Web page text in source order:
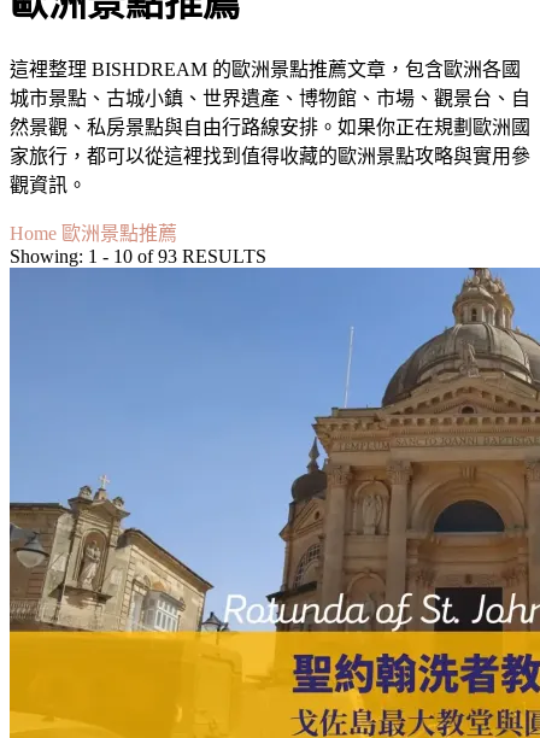
這裡整理 BISHDREAM 的歐洲景點推薦文章，包含歐洲各國
城市景點、古城小鎮、世界遺產、博物館、市場、觀景台、自
然景觀、私房景點與自由行路線安排。如果你正在規劃歐洲國
家旅行，都可以從這裡找到值得收藏的歐洲景點攻略與實用參
觀資訊。
Home 歐洲景點推薦
Showing: 1 - 10 of 93 RESULTS